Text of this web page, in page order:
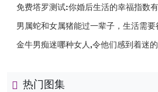
免费塔罗测试:你婚后生活的幸福指数
男属蛇和女属猪能过一辈子，生活需
金牛男痴迷哪种女人,令他们感到着迷
热门图集